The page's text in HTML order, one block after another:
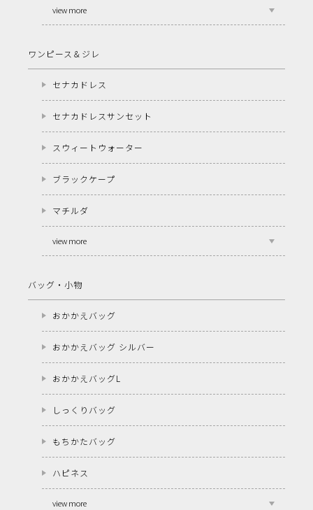
view more
ワンピース＆ジレ
セナカドレス
セナカドレスサンセット
スウィートウォーター
ブラックケープ
マチルダ
view more
バッグ・小物
おかかえバッグ
おかかえバッグ シルバー
おかかえバッグL
しっくりバッグ
もちかたバッグ
ハピネス
view more